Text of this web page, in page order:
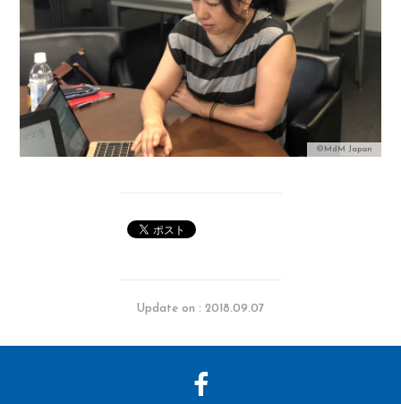
©MdM Japan
Update on : 2018.09.07